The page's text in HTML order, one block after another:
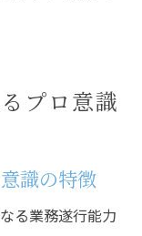
プロ意識
識の特徴
る業務遂行能力